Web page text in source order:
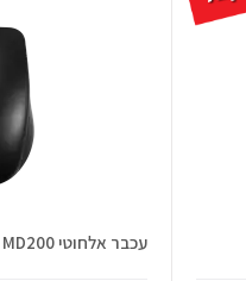
עכבר אלחוטי MD200